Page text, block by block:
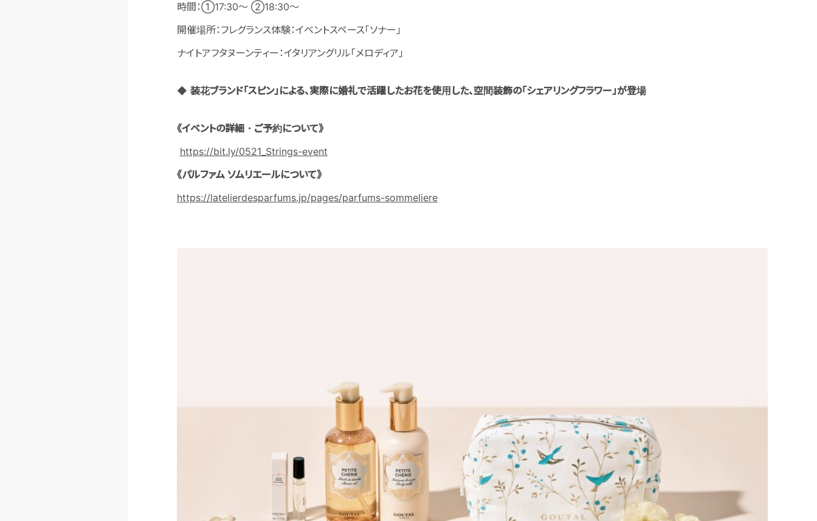
時間：①17:30～ ②18:30～
開催場所：フレグランス体験：イベントスペース「ソナー」
ナイトアフタヌーンティー：イタリアングリル「メロディア」
◆ 装花ブランド「スピン」による、実際に婚礼で活躍したお花を使用した、空間装飾の「シェアリングフラワー」が登場
《イベントの詳細・ご予約について》
https://bit.ly/0521_Strings-event
《パルファム ソムリエールについて》
https://latelierdesparfums.jp/pages/parfums-sommeliere